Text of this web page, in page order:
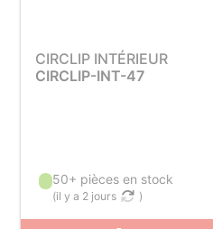
CIRCLIP INTÉRIEUR
CIRCLIP-INT-47
50+ pièces en stock
(il y a 2 jours )